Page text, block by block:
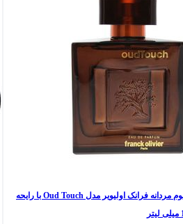
تستر ادو پرفیوم مردانه فرانک اولیویر مدل Oud Touch با رایحه